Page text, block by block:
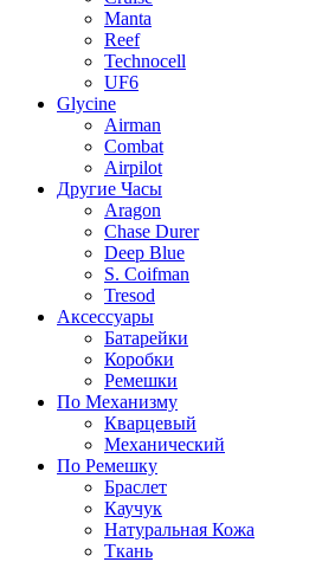
Manta
Reef
Technocell
UF6
Glycine
Airman
Combat
Airpilot
Другие Часы
Aragon
Chase Durer
Deep Blue
S. Coifman
Tresod
Аксессуары
Батарейки
Коробки
Ремешки
По Механизму
Кварцевый
Механический
По Ремешку
Браслет
Каучук
Натуральная Кожа
Ткань